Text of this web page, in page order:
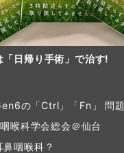
日帰り手術」で治す!
の「Ctrl」「Fn」 問題
喉科学会総会＠仙台
咽喉科？